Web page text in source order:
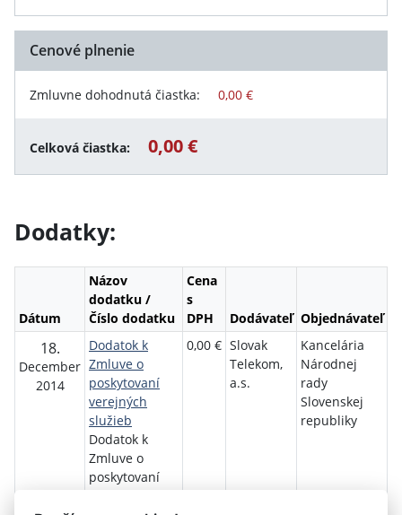
Cenové plnenie
Zmluvne dohodnutá čiastka: 0,00 €
Celková čiastka: 0,00 €
Dodatky:
Dátum
Názov
dodatku /
Číslo dodatku
Cena
s
DPH
Dodávateľ Objednávateľ
18.
December
2014
Dodatok k
Zmluve o
poskytovaní
verejných
služieb
Dodatok k
Zmluve o
poskytovaní
0,00 € Slovak
Telekom,
a.s.
Kancelária
Národnej
rady
Slovenskej
republiky